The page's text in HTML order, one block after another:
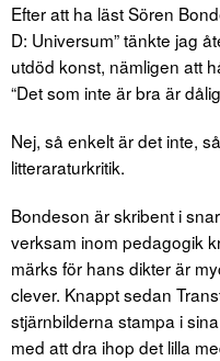
Efter att ha läst Sören
D: Universum” tänkte jag
utdöd konst, nämligen att
“Det som inte är bra är
Nej, så enkelt är det inte,
litteraraturkritik.
Bondeson är skribent i
verksam inom pedagogik
märks för hans dikter är
clever. Knappt sedan
stjärnbilderna stampa i
med att dra ihop det lilla